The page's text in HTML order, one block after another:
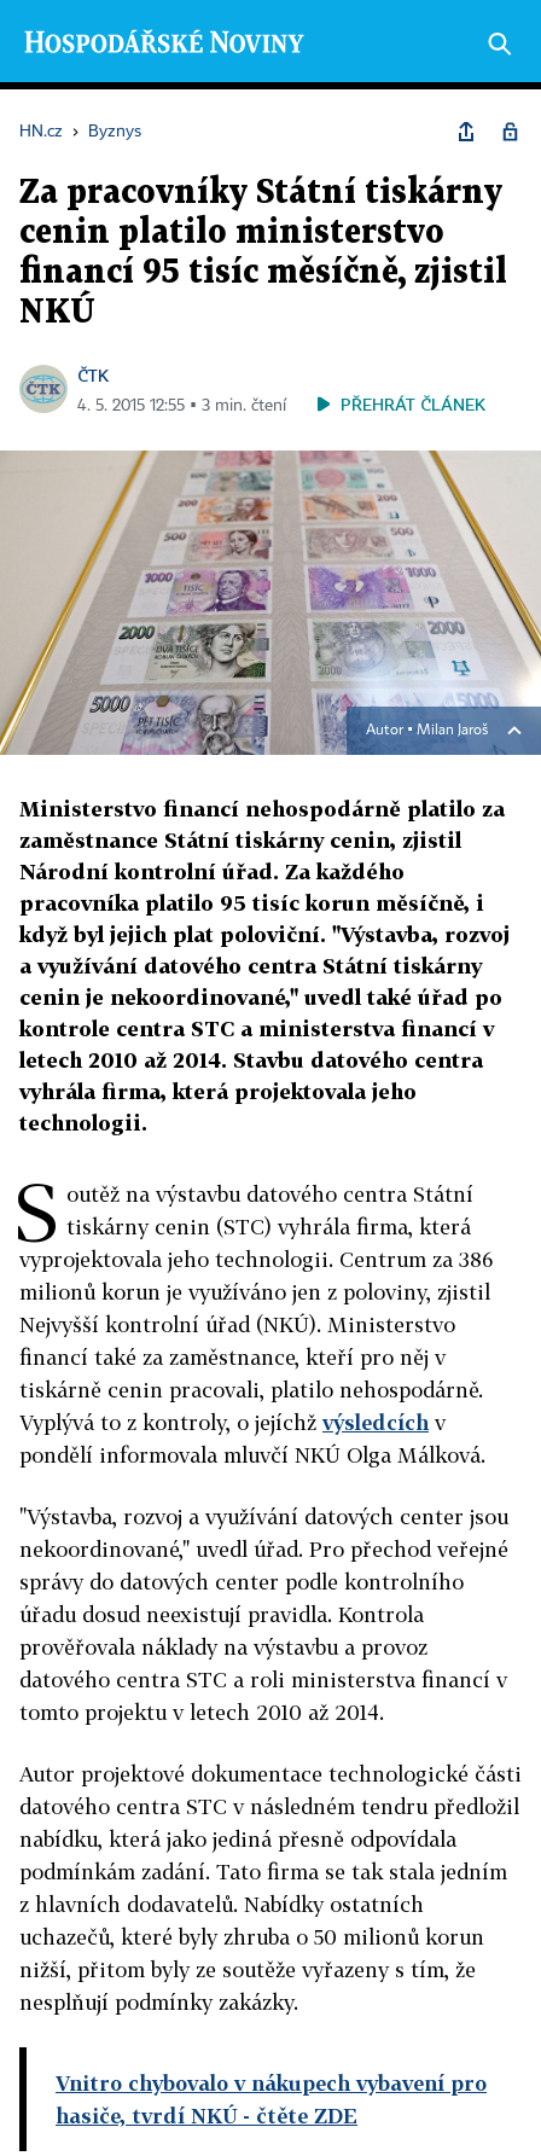
HN.cz › Byznys
Za pracovníky Státní tiskárny
cenin platilo ministerstvo
financí 95 tisíc měsíčně, zjistil
NKÚ
ČTK
4. 5. 2015 12:55 ▪ 3 min. čtení PŘEHRÁT ČLÁNEK
Autor ▪ Milan Jaroš
Ministerstvo financí nehospodárně platilo za
zaměstnance Státní tiskárny cenin, zjistil
Národní kontrolní úřad. Za každého
pracovníka platilo 95 tisíc korun měsíčně, i
když byl jejich plat poloviční. "Výstavba, rozvoj
a využívání datového centra Státní tiskárny
cenin je nekoordinované," uvedl také úřad po
kontrole centra STC a ministerstva financí v
letech 2010 až 2014. Stavbu datového centra
vyhrála firma, která projektovala jeho
technologii.
S outěž na výstavbu datového centra Státní
tiskárny cenin (STC) vyhrála firma, která
vyprojektovala jeho technologii. Centrum za 386
milionů korun je využíváno jen z poloviny, zjistil
Nejvyšší kontrolní úřad (NKÚ). Ministerstvo
financí také za zaměstnance, kteří pro něj v
tiskárně cenin pracovali, platilo nehospodárně.
Vyplývá to z kontroly, o jejíchžvýsledcích v
pondělí informovala mluvčí NKÚ Olga Málková.
"Výstavba, rozvoj a využívání datových center jsou
nekoordinované," uvedl úřad. Pro přechod veřejné
správy do datových center podle kontrolního
úřadu dosud neexistují pravidla. Kontrola
prověřovala náklady na výstavbu a provoz
datového centra STC a roli ministerstva financí v
tomto projektu v letech 2010 až 2014.
Autor projektové dokumentace technologické části
datového centra STC v následném tendru předložil
nabídku, která jako jediná přesně odpovídala
podmínkám zadání. Tato firma se tak stala jedním
z hlavních dodavatelů. Nabídky ostatních
uchazečů, které byly zhruba o 50 milionů korun
nižší, přitom byly ze soutěže vyřazeny s tím, že
nesplňují podmínky zakázky.
Vnitro chybovalo v nákupech vybavení pro
hasiče, tvrdí NKÚ- čtěte ZDE